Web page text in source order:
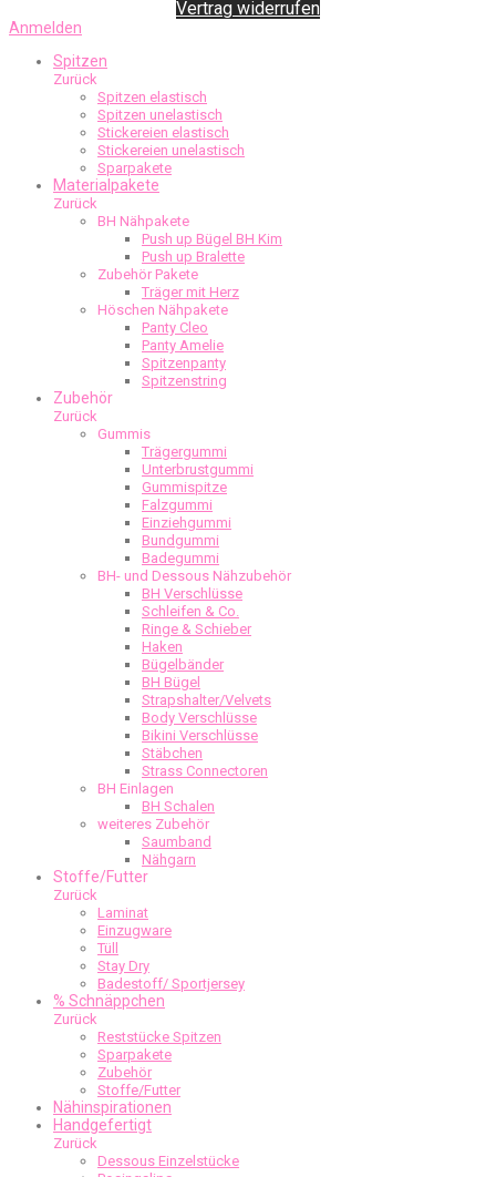
Vertrag widerrufen
Anmelden
Spitzen
Zurück
Spitzen elastisch
Spitzen unelastisch
Stickereien elastisch
Stickereien unelastisch
Sparpakete
Materialpakete
Zurück
BH Nähpakete
Push up Bügel BH Kim
Push up Bralette
Zubehör Pakete
Träger mit Herz
Höschen Nähpakete
Panty Cleo
Panty Amelie
Spitzenpanty
Spitzenstring
Zubehör
Zurück
Gummis
Trägergummi
Unterbrustgummi
Gummispitze
Falzgummi
Einziehgummi
Bundgummi
Badegummi
BH- und Dessous Nähzubehör
BH Verschlüsse
Schleifen & Co.
Ringe & Schieber
Haken
Bügelbänder
BH Bügel
Strapshalter/Velvets
Body Verschlüsse
Bikini Verschlüsse
Stäbchen
Strass Connectoren
BH Einlagen
BH Schalen
weiteres Zubehör
Saumband
Nähgarn
Stoffe/Futter
Zurück
Laminat
Einzugware
Tüll
Stay Dry
Badestoff/ Sportjersey
% Schnäppchen
Zurück
Reststücke Spitzen
Sparpakete
Zubehör
Stoffe/Futter
Nähinspirationen
Handgefertigt
Zurück
Dessous Einzelstücke